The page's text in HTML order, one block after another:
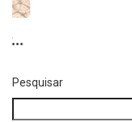
Pesquisar